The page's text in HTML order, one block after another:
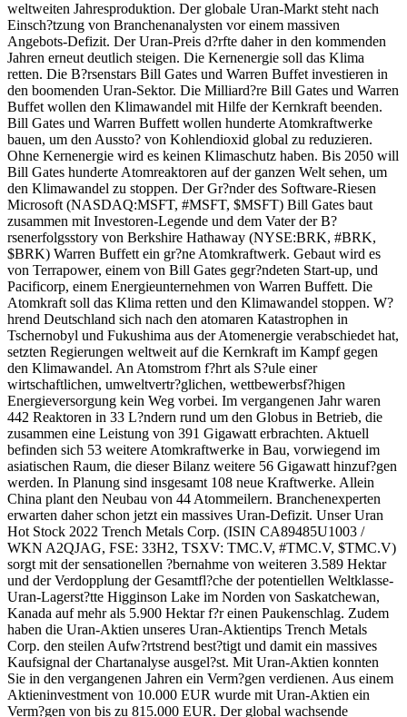
weltweiten Jahresproduktion. Der globale Uran-Markt steht nach
Einsch?tzung von Branchenanalysten vor einem massiven
Angebots-Defizit. Der Uran-Preis d?rfte daher in den kommenden
Jahren erneut deutlich steigen. Die Kernenergie soll das Klima
retten. Die B?rsenstars Bill Gates und Warren Buffet investieren in
den boomenden Uran-Sektor. Die Milliard?re Bill Gates und Warren
Buffet wollen den Klimawandel mit Hilfe der Kernkraft beenden.
Bill Gates und Warren Buffett wollen hunderte Atomkraftwerke
bauen, um den Aussto? von Kohlendioxid global zu reduzieren.
Ohne Kernenergie wird es keinen Klimaschutz haben. Bis 2050 will
Bill Gates hunderte Atomreaktoren auf der ganzen Welt sehen, um
den Klimawandel zu stoppen. Der Gr?nder des Software-Riesen
Microsoft (NASDAQ:MSFT, #MSFT, $MSFT) Bill Gates baut
zusammen mit Investoren-Legende und dem Vater der B?
rsenerfolgsstory von Berkshire Hathaway (NYSE:BRK, #BRK,
$BRK) Warren Buffett ein gr?ne Atomkraftwerk. Gebaut wird es
von Terrapower, einem von Bill Gates gegr?ndeten Start-up, und
Pacificorp, einem Energieunternehmen von Warren Buffett. Die
Atomkraft soll das Klima retten und den Klimawandel stoppen. W?
hrend Deutschland sich nach den atomaren Katastrophen in
Tschernobyl und Fukushima aus der Atomenergie verabschiedet hat,
setzten Regierungen weltweit auf die Kernkraft im Kampf gegen
den Klimawandel. An Atomstrom f?hrt als S?ule einer
wirtschaftlichen, umweltvertr?glichen, wettbewerbsf?higen
Energieversorgung kein Weg vorbei. Im vergangenen Jahr waren
442 Reaktoren in 33 L?ndern rund um den Globus in Betrieb, die
zusammen eine Leistung von 391 Gigawatt erbrachten. Aktuell
befinden sich 53 weitere Atomkraftwerke in Bau, vorwiegend im
asiatischen Raum, die dieser Bilanz weitere 56 Gigawatt hinzuf?gen
werden. In Planung sind insgesamt 108 neue Kraftwerke. Allein
China plant den Neubau von 44 Atommeilern. Branchenexperten
erwarten daher schon jetzt ein massives Uran-Defizit. Unser Uran
Hot Stock 2022 Trench Metals Corp. (ISIN CA89485U1003 /
WKN A2QJAG, FSE: 33H2, TSXV: TMC.V, #TMC.V, $TMC.V)
sorgt mit der sensationellen ?bernahme von weiteren 3.589 Hektar
und der Verdopplung der Gesamtfl?che der potentiellen Weltklasse-
Uran-Lagerst?tte Higginson Lake im Norden von Saskatchewan,
Kanada auf mehr als 5.900 Hektar f?r einen Paukenschlag. Zudem
haben die Uran-Aktien unseres Uran-Aktientips Trench Metals
Corp. den steilen Aufw?rtstrend best?tigt und damit ein massives
Kaufsignal der Chartanalyse ausgel?st. Mit Uran-Aktien konnten
Sie in den vergangenen Jahren ein Verm?gen verdienen. Aus einem
Aktieninvestment von 10.000 EUR wurde mit Uran-Aktien ein
Verm?gen von bis zu 815.000 EUR. Der global wachsende